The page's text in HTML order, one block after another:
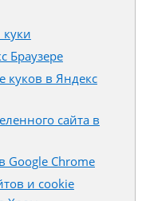
Браузере
куков в Яндекс
сайта в
Google Chrome
и cookie